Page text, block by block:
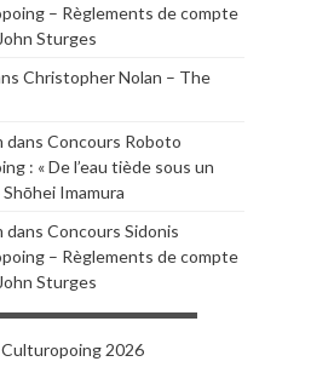
– Règlements de compte
Sturges
Christopher Nolan – The
dans Concours Roboto
: « De l’eau tiède sous un
Imamura
dans Concours Sidonis
– Règlements de compte
Sturges
2026